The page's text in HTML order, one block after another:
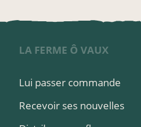
LA FERME Ô VAUX
Lui passer commande
Recevoir ses nouvelles